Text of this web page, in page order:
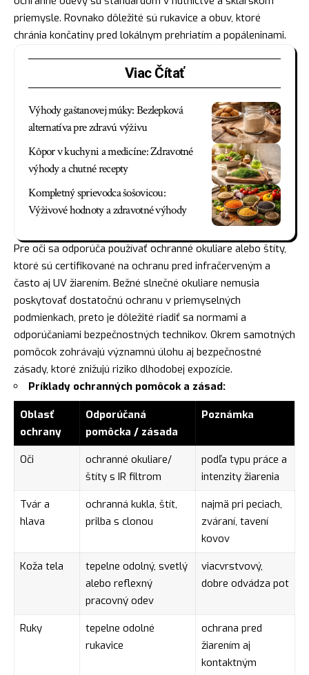
priemysle. Rovnako dôležité sú rukavice a obuv, ktoré
chránia končatiny pred lokálnym prehriatím a popáleninami.
Viac Čítať
Výhody gaštanovej múky: Bezlepková
alternatíva pre zdravú výživu
Kôpor v kuchyni a medicíne: Zdravotné
výhody a chutné recepty
Kompletný sprievodca šošovicou:
Výživové hodnoty a zdravotné výhody
Pre oči sa odporúča používať ochranné okuliare alebo štíty,
ktoré sú certifikované na ochranu pred infračerveným a
často aj UV žiarením. Bežné slnečné okuliare nemusia
poskytovať dostatočnú ochranu v priemyselných
podmienkach, preto je dôležité riadiť sa normami a
odporúčaniami bezpečnostných technikov. Okrem samotných
pomôcok zohrávajú významnú úlohu aj bezpečnostné
zásady, ktoré znižujú riziko dlhodobej expozície.
Príklady ochranných pomôcok a zásad:
Oblasť
ochrany
Odporúčaná
pomôcka / zásada
Poznámka
Oči
ochranné okuliare/
štíty s IR filtrom
podľa typu práce a
intenzity žiarenia
Tvár a
hlava
ochranná kukla, štít,
prilba s clonou
najmä pri peciach,
zváraní, tavení
kovov
Koža tela
tepelne odolný, svetlý
alebo reflexný
pracovný odev
viacvrstvový,
dobre odvádza pot
Ruky
tepelne odolné
rukavice
ochrana pred
žiarením aj
kontaktným